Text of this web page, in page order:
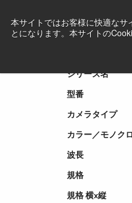
本サイトではお客様に快適な
とになります。本サイトの
プレビ
シリーズ名
型番
カメラタイプ
カラー／モノクロ
波長
規格
規格 横x縦